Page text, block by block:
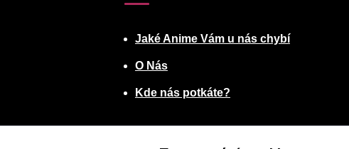
Jaké Anime Vám u nás chybí
O Nás
Kde nás potkáte?